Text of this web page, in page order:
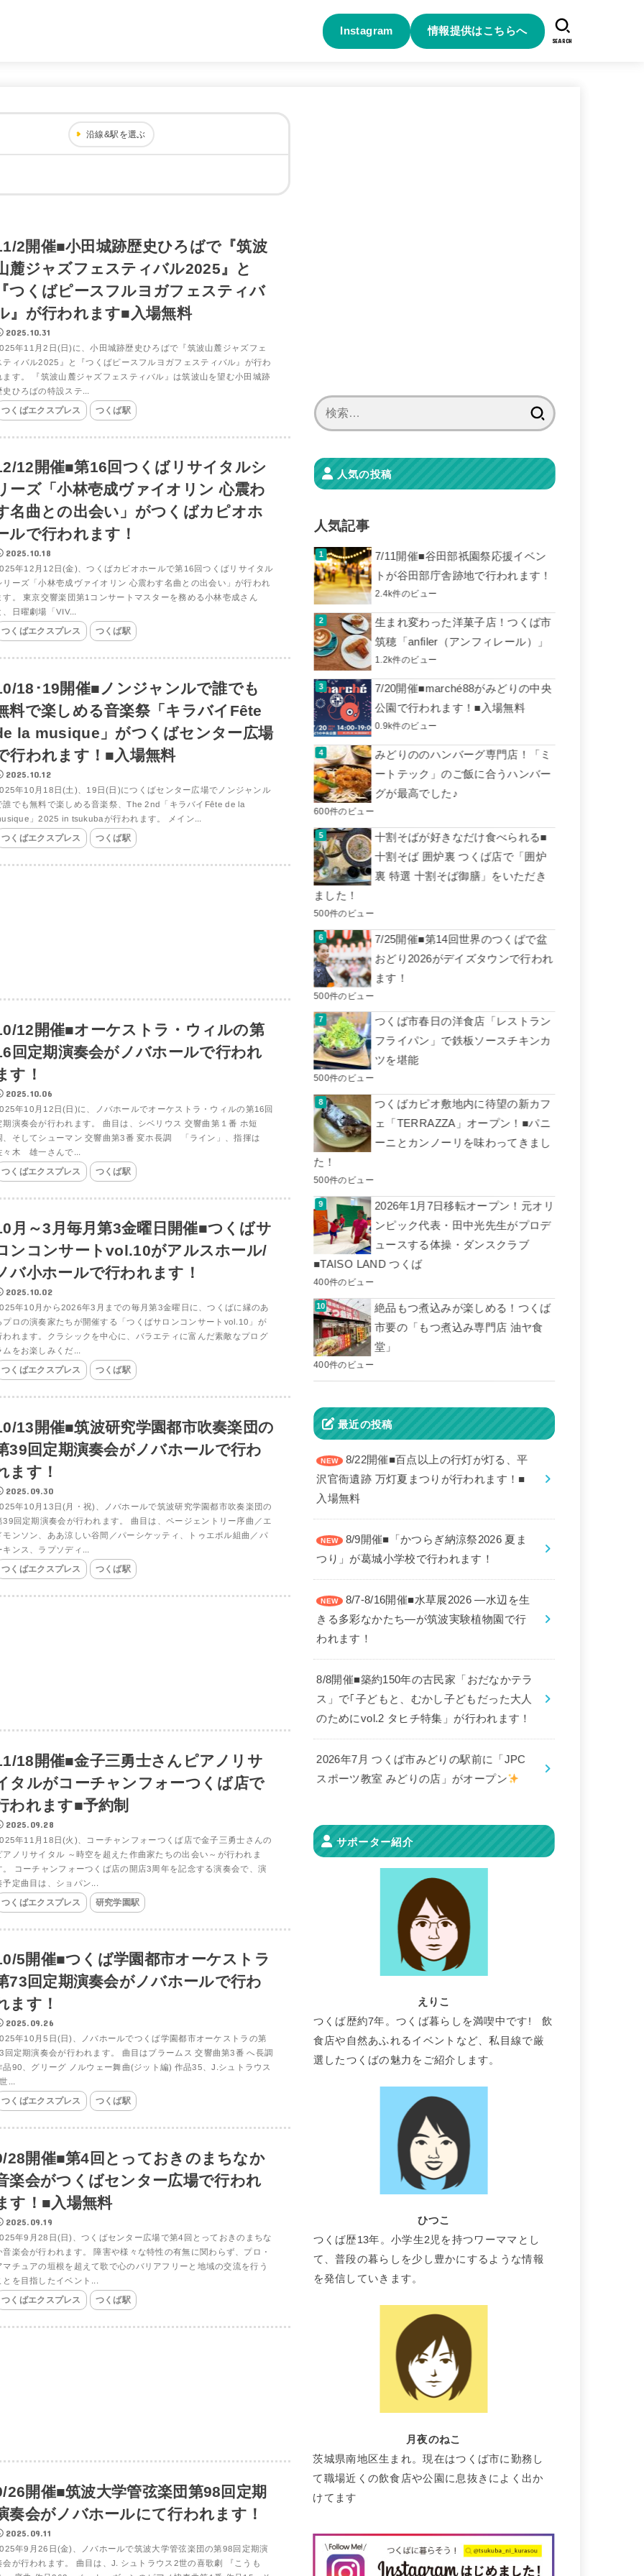
Instagram 情報提供はこちらへ
SEARCH
沿線&駅を選ぶ
2開催■小田城跡歴史ひろばで『筑波
麓ジャズフェスティバル2025』と
つくばピースフルヨガフェスティバ
』が行われます■入場無料
2025.10.31
年11月2日(日)に、小田城跡歴史ひろばで『筑波山麓ジャズフェ
ティバル2025』と『つくばピースフルヨガフェスティバル』が行わ
ます。 『筑波山麓ジャズフェスティバル』は筑波山を望む小田城跡
史ひろばの特設ステ...
つくばエクスプレス つくば駅
12開催■第16回つくばリサイタルシ
ーズ「小林壱成ヴァイオリン 心震わ
名曲との出会い」がつくばカピオホ
ルで行われます！
2025.10.18
年12月12日(金)、つくばカピオホールで第16回つくばリサイタル
リーズ「小林壱成ヴァイオリン 心震わす名曲との出会い」が行われ
す。 東京交響楽団第1コンサートマスターを務める小林壱成さん
、日曜劇場「VIV...
つくばエクスプレス つくば駅
18･19開催■ノンジャンルで誰でも
料で楽しめる音楽祭「キラバイFête
la musique」がつくばセンター広場
行われます！■入場無料
2025.10.12
年10月18日(土)、19日(日)につくばセンター広場でノンジャンル
誰でも無料で楽しめる音楽祭、The 2nd「キラバイFête de la
」2025 in tsukubaが行われます。 メイン...
つくばエクスプレス つくば駅
12開催■オーケストラ・ウィルの第
回定期演奏会がノバホールで行われ
す！
2025.10.06
年10月12日(日)に、ノバホールでオーケストラ・ウィルの第16回
期演奏会が行われます。 曲目は、シベリウス 交響曲第１番 ホ短
、そしてシューマン 交響曲第3番 変ホ長調 「ライン」、指揮は
々木 雄一さんで...
つくばエクスプレス つくば駅
月～3月毎月第3金曜日開催■つくばサ
ンコンサートvol.10がアルスホール/
バ小ホールで行われます！
2025.10.02
年10月から2026年3月までの毎月第3金曜日に、つくばに縁のあ
プロの演奏家たちが開催する「つくばサロンコンサートvol.10」が
われます。クラシックを中心に、バラエティに富んだ素敵なプログ
ムをお楽しみくだ...
つくばエクスプレス つくば駅
13開催■筑波研究学園都市吹奏楽団の
39回定期演奏会がノバホールで行わ
ます！
2025.09.30
年10月13日(月・祝)、ノバホールで筑波研究学園都市吹奏楽団の
39回定期演奏会が行われます。 曲目は、ページェントリー序曲／エ
モンソン、ああ涼しい谷間／パーシケッティ、トゥエボル組曲／パ
キンス、ラプソディ...
つくばエクスプレス つくば駅
18開催■金子三勇士さんピアノリサ
タルがコーチャンフォーつくば店で
われます■予約制
2025.09.28
年11月18日(火)、コーチャンフォーつくば店で金子三勇士さんの
アノリサイタル ～時空を超えた作曲家たちの出会い～が行われま
。 コーチャンフォーつくば店の開店3周年を記念する演奏会で、演
予定曲目は、ショパン...
つくばエクスプレス 研究学園駅
5開催■つくば学園都市オーケストラ
73回定期演奏会がノバホールで行わ
ます！
2025.09.26
年10月5日(日)、ノバホールでつくば学園都市オーケストラの第
回定期演奏会が行われます。 曲目はブラームス 交響曲第3番 へ長調
品90、グリーグ ノルウェー舞曲(ジット編) 作品35、J.シュトラウス
...
つくばエクスプレス つくば駅
28開催■第4回とっておきのまちなか
楽会がつくばセンター広場で行われ
す！■入場無料
2025.09.19
年9月28日(日)、つくばセンター広場で第4回とっておきのまちな
音楽会が行われます。 障害や様々な特性の有無に関わらず、プロ・
マチュアの垣根を超えて歌で心のバリアフリーと地域の交流を行う
とを目指したイベント...
つくばエクスプレス つくば駅
26開催■筑波大学管弦楽団第98回定期
奏会がノバホールにて行われます！
2025.09.11
年9月26日(金)、ノバホールで筑波大学管弦楽団の第98回定期演
会が行われます。 曲目は、J. シュトラウス2世の喜歌劇 『こうも
人気の投稿
人気記事
7/11開催■谷田部祇園祭応援イベン
トが谷田部庁舎跡地で行われます！
2.4k件のビュー
生まれ変わった洋菓子店！つくば市
筑穂「anfiler（アンフィレール）」
1.2k件のビュー
7/20開催■marché88がみどりの中央
公園で行われます！■入場無料
0.9k件のビュー
みどりののハンバーグ専門店！「ミ
ートテック」のご飯に合うハンバー
グが最高でした♪
600件のビュー
十割そばが好きなだけ食べられる■
十割そば 囲炉裏 つくば店で「囲炉
裏 特選 十割そば御膳」をいただき
ました！
500件のビュー
7/25開催■第14回世界のつくばで盆
おどり2026がデイズタウンで行われ
ます！
500件のビュー
つくば市春日の洋食店「レストラン
フライパン」で鉄板ソースチキンカ
ツを堪能
500件のビュー
つくばカピオ敷地内に待望の新カフ
ェ「TERRAZZA」オープン！■パニ
ーニとカンノーリを味わってきまし
た！
500件のビュー
2026年1月7日移転オープン！元オリ
ンピック代表・田中光先生がプロデ
ュースする体操・ダンスクラブ
■TAISO LAND つくば
400件のビュー
絶品もつ煮込みが楽しめる！つくば
市要の「もつ煮込み専門店 油ヤ食
堂」
400件のビュー
最近の投稿
8/22開催■百点以上の行灯が灯る、平
沢官衙遺跡 万灯夏まつりが行われます！■
入場無料
8/9開催■「かつらぎ納涼祭2026 夏ま
つり」が葛城小学校で行われます！
8/7-8/16開催■水草展2026 ―水辺を生
きる多彩なかたち―が筑波実験植物園で行
われます！
8/8開催■築約150年の古民家「おだなかテラ
ス」で｢子どもと、むかし子どもだった大人
のためにvol.2 タヒチ特集」が行われます！
2026年7月 つくば市みどりの駅前に「JPC
スポーツ教室 みどりの店」がオープン
サポーター紹介
えりこ
つくば歴約7年。つくば暮らしを満喫中です! 飲
食店や自然あふれるイベントなど、私目線で厳
選したつくばの魅力をご紹介します。
ひつこ
つくば歴13年。小学生2児を持つワーママとし
て、普段の暮らしを少し豊かにするような情報
を発信していきます。
月夜のねこ
茨城県南地区生まれ。現在はつくば市に勤務し
て職場近くの飲食店や公園に息抜きによく出か
けてます